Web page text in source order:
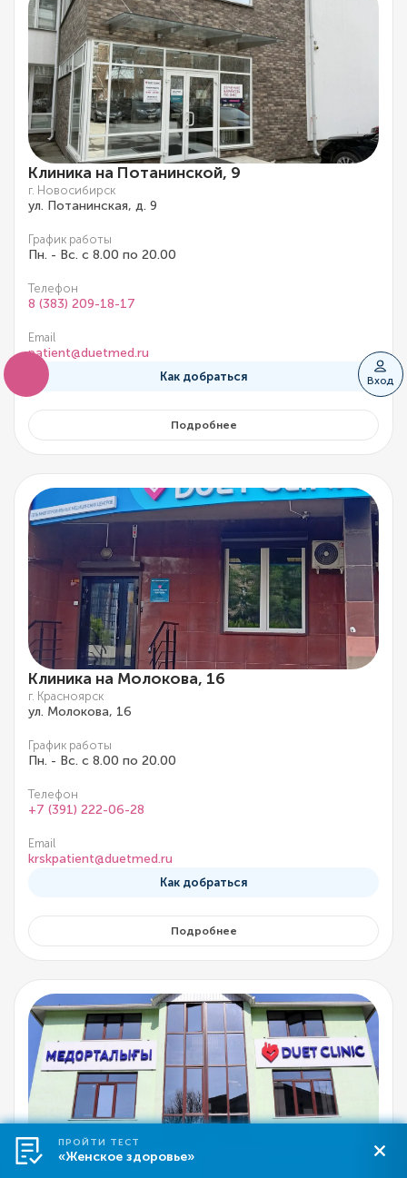
Вход
Перезвоните
Клиника на Потанинской, 9
г. Новосибирск
ул. Потанинская, д. 9
График работы
Пн. - Вс. с 8.00 по 20.00
Телефон
8 (383) 209-18-17
Email
patient@duetmed.ru
Как добраться
Подробнее
Клиника на Молокова, 16
г. Красноярск
ул. Молокова, 16
График работы
Пн. - Вс. с 8.00 по 20.00
Телефон
+7 (391) 222-06-28
Email
krskpatient@duetmed.ru
Как добраться
Подробнее
ПРОЙТИ ТЕСТ
«Женское здоровье»